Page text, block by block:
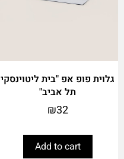
גלוית פופ אפ "בית ליטוינסקי
תל אביב"
₪32
Add to cart